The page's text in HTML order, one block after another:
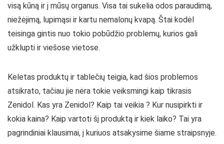
visą kūną ir į mūsų organus. Visa tai sukelia odos paraudimą,
niežėjimą, lupimąsi ir kartu nemalonų kvapą. Štai kodėl
teisinga gintis nuo tokio pobūdžio problemų, kurios gali
užklupti ir viešose vietose.
Keletas produktų ir tablečių teigia, kad šios problemos
atsikrato, tačiau jie nėra tokie veiksmingi kaip tikrasis
Zenidol. Kas yra Zenidol? Kaip tai veikia ? Kur nusipirkti ir
kokia kaina? Kaip vartoti šį produktą ir kiek laiko? Tai yra
pagrindiniai klausimai, į kuriuos atsakysime šiame straipsnyje.